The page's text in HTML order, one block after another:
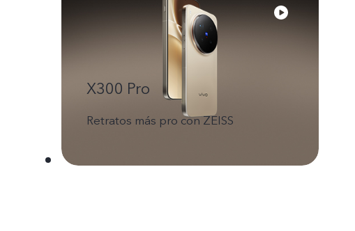
X300 Pro
Retratos más pro con ZEISS